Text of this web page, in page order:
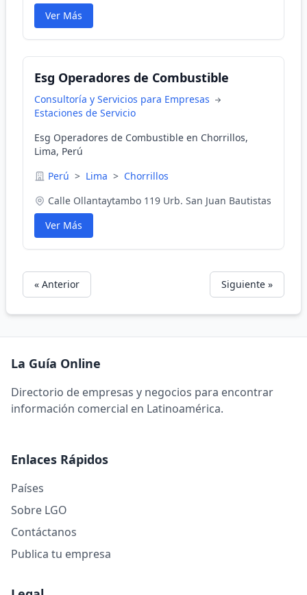
Ver Más
Esg Operadores de Combustible
Consultoría y Servicios para Empresas
Estaciones de Servicio
Esg Operadores de Combustible en Chorrillos,
Lima, Perú
Perú > Lima > Chorrillos
Calle Ollantaytambo 119 Urb. San Juan Bautistas
Ver Más
« Anterior Siguiente »
La Guía Online
Directorio de empresas y negocios para encontrar
información comercial en Latinoamérica.
Enlaces Rápidos
Países
Sobre LGO
Contáctanos
Publica tu empresa